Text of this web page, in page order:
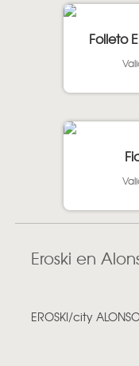
Folleto
Eroski en
EROSKI/city